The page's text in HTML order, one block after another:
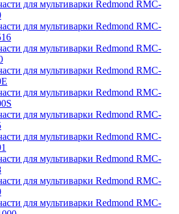
для мультиварки Redmond RMC-
для мультиварки Redmond RMC-
для мультиварки Redmond RMC-
для мультиварки Redmond RMC-
для мультиварки Redmond RMC-
для мультиварки Redmond RMC-
для мультиварки Redmond RMC-
для мультиварки Redmond RMC-
для мультиварки Redmond RMC-
для мультиварки Redmond RMC-